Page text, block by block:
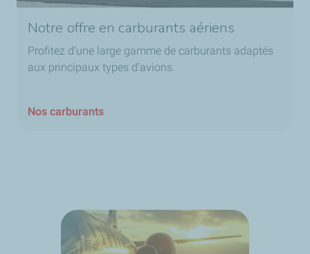
Notre offre en carburants aériens
Profitez d’une large gamme de carburants adaptés
aux principaux types d’avions.
Nos carburants